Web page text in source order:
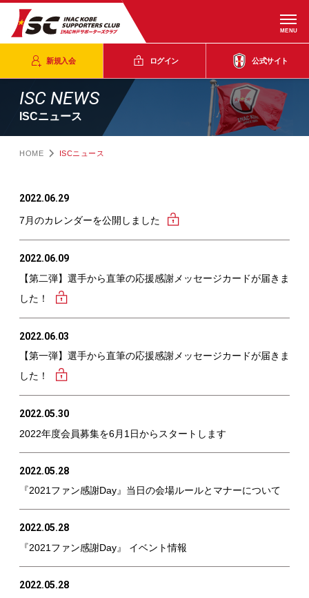
MENU
新規入会 ログイン 公式サイト
ISC NEWS
ISCニュース
HOME ISCニュース
2022.06.29
7月のカレンダーを公開しました
2022.06.09
【第二弾】選手から直筆の応援感謝メッセージカードが届きま
した！
2022.06.03
【第一弾】選手から直筆の応援感謝メッセージカードが届きま
した！
2022.05.30
2022年度会員募集を6月1日からスタートします
2022.05.28
『2021ファン感謝Day』当日の会場ルールとマナーについて
2022.05.28
『2021ファン感謝Day』 イベント情報
2022.05.28